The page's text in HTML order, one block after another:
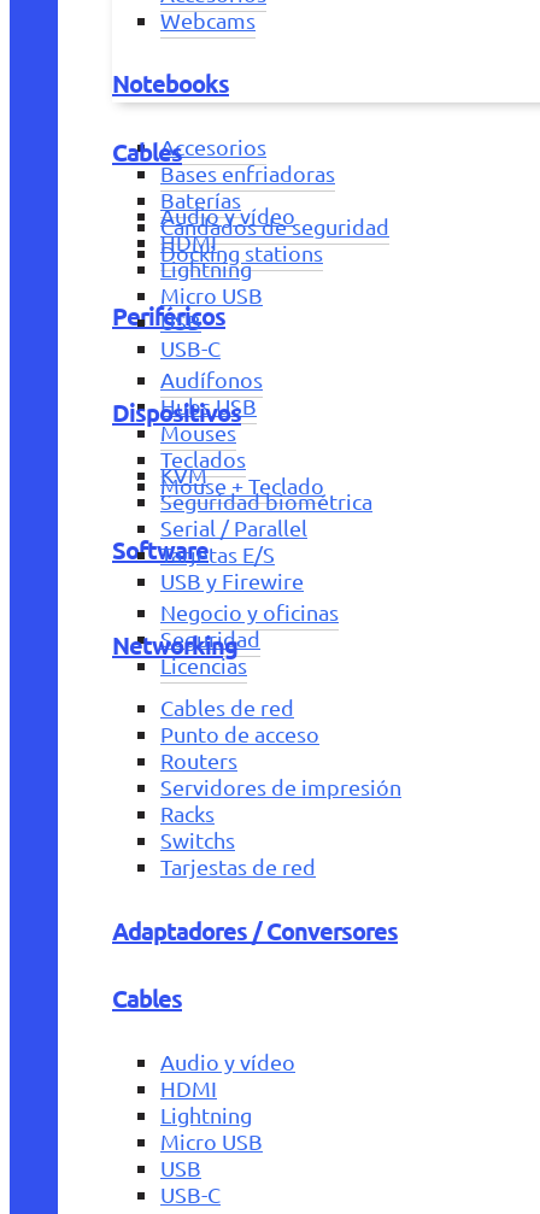
Webcams
Notebooks
Accesorios
Bases enfriadoras
Baterías
Candados de seguridad
Docking stations
Periféricos
Audífonos
Hubs USB
Mouses
Teclados
Mouse + Teclado
Software
Negocio y oficinas
Seguridad
Licencias
Cables
Audio y vídeo
HDMI
Lightning
Micro USB
USB
USB-C
Dispositivos
KVM
Seguridad biométrica
Serial / Parallel
Tarjetas E/S
USB y Firewire
Networking
Cables de red
Punto de acceso
Routers
Servidores de impresión
Racks
Switchs
Tarjestas de red
Adaptadores / Conversores
Cables
Audio y vídeo
HDMI
Lightning
Micro USB
USB
USB-C